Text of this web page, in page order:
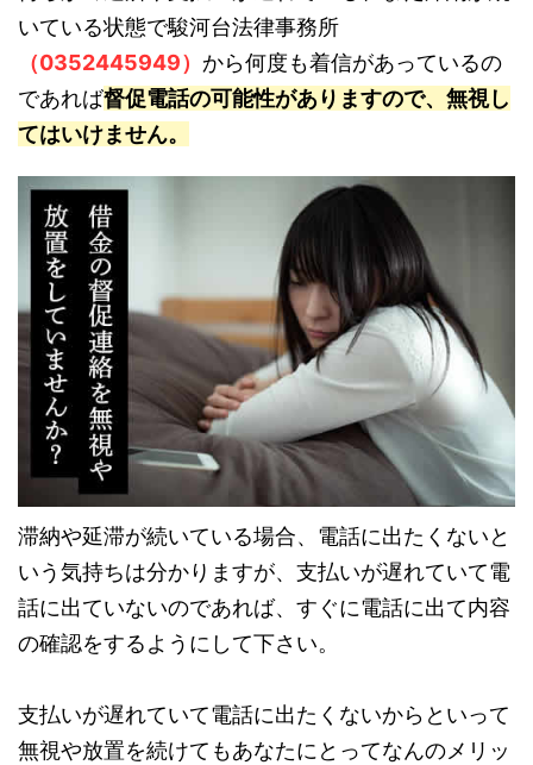
いている状態で駿河台法律事務所
（0352445949） から何度も着信があっているの
であれば督促電話の可能性がありますので、無視し
てはいけません。
滞納や延滞が続いている場合、電話に出たくないと
いう気持ちは分かりますが、支払いが遅れていて電
話に出ていないのであれば、すぐに電話に出て内容
の確認をするようにして下さい。
支払いが遅れていて電話に出たくないからといって
無視や放置を続けてもあなたにとってなんのメリッ